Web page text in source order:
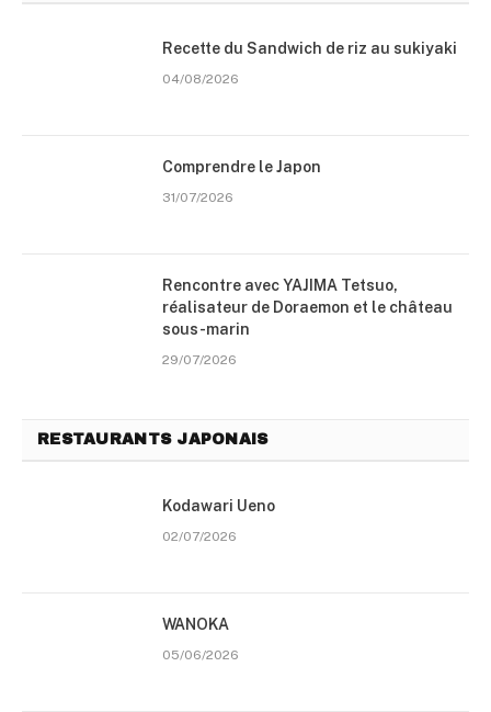
Recette du Sandwich de riz au sukiyaki
04/08/2026
Comprendre le Japon
31/07/2026
Rencontre avec YAJIMA Tetsuo,
réalisateur de Doraemon et le château
sous-marin
29/07/2026
RESTAURANTS JAPONAIS
Kodawari Ueno
02/07/2026
WANOKA
05/06/2026